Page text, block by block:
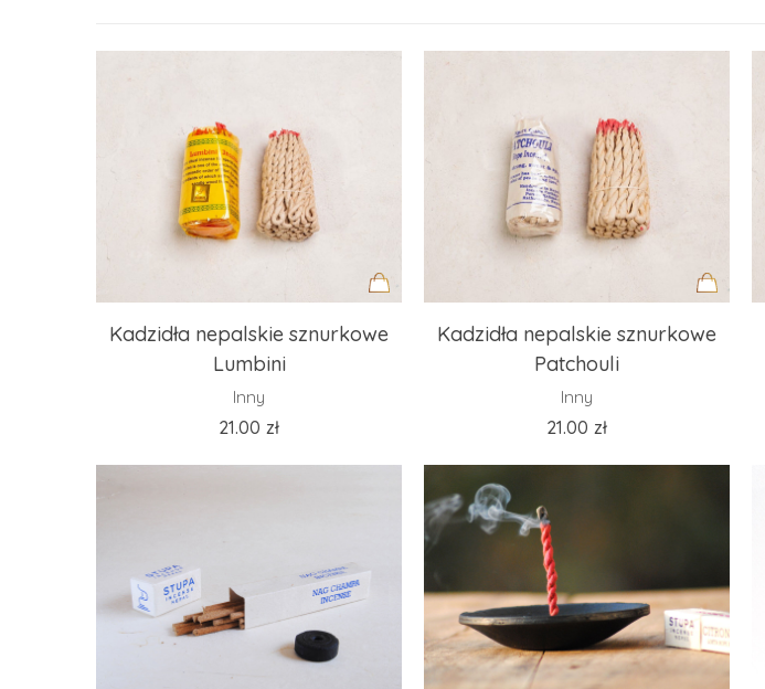
Kadzidła nepalskie sznurkowe
Lumbini
Inny
21.00 zł
Kadzidła nepalskie sznurkowe
Patchouli
Inny
21.00 zł